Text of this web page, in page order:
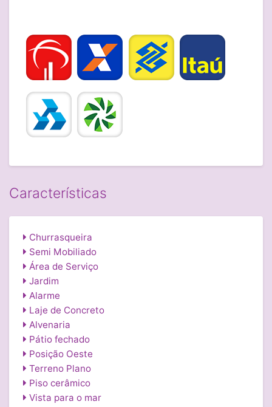
Características
Churrasqueira
Semi Mobiliado
Área de Serviço
Jardim
Alarme
Laje de Concreto
Alvenaria
Pátio fechado
Posição Oeste
Terreno Plano
Piso cerâmico
Vista para o mar